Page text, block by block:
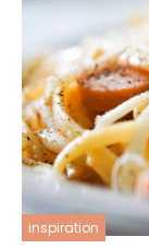
inspiration